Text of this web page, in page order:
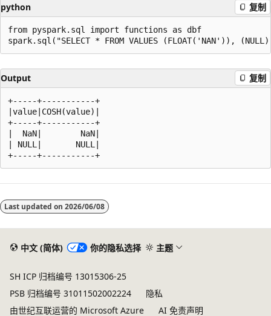
python 复制
from pyspark.sql import functions as dbf
Output 复制
+-----+-----------+
|value|COSH(value)|
+-----+-----------+
|  NaN|        NaN|
| NULL|       NULL|
模
式
Last updated on 2026/06/08
中文 (简体) 你的隐私选择 主题
SH ICP 归档编号 13015306-25
PSB 归档编号 31011502002224
隐私
由世纪互联运营的 Microsoft Azure
AI 免责声明